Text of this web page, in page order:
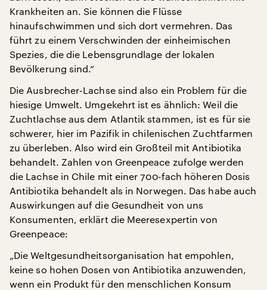
Krankheiten an. Sie können die Flüsse
hinaufschwimmen und sich dort vermehren. Das
führt zu einem Verschwinden der einheimischen
Spezies, die die Lebensgrundlage der lokalen
Bevölkerung sind.“
Die Ausbrecher-Lachse sind also ein Problem für die
hiesige Umwelt. Umgekehrt ist es ähnlich: Weil die
Zuchtlachse aus dem Atlantik stammen, ist es für sie
schwerer, hier im Pazifik in chilenischen Zuchtfarmen
zu überleben. Also wird ein Großteil mit Antibiotika
behandelt. Zahlen von Greenpeace zufolge werden
die Lachse in Chile mit einer 700-fach höheren Dosis
Antibiotika behandelt als in Norwegen. Das habe auch
Auswirkungen auf die Gesundheit von uns
Konsumenten, erklärt die Meeresexpertin von
Greenpeace:
„Die Weltgesundheitsorganisation hat empohlen,
keine so hohen Dosen von Antibiotika anzuwenden,
wenn ein Produkt für den menschlichen Konsum